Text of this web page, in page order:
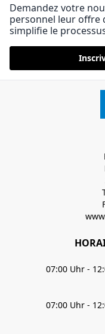
Demandez votre
personnel leur offre
simplifie le
07:00 Uhr -
07:00 Uhr -